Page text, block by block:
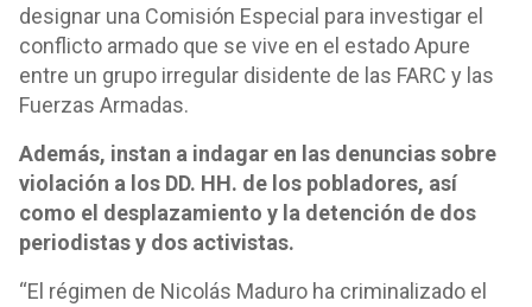
designar una Comisión Especial para investigar el
conflicto armado que se vive en el estado Apure
entre un grupo irregular disidente de las FARC y las
Fuerzas Armadas.
Además, instan a indagar en las denuncias sobre
violación a los DD. HH. de los pobladores, así
como el desplazamiento y la detención de dos
periodistas y dos activistas.
“El régimen de Nicolás Maduro ha criminalizado el